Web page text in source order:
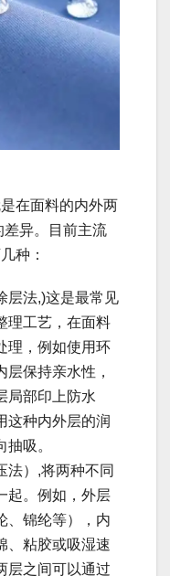
在面料的内外两
差异。目前主流
种：
层法,)这是最常见
理工艺，在面料
理，例如使用环
保持亲水性，
局部印上防水
这种内外层的润
吸。
法）,将两种不同
起。例如，外层
、锦纶等），内
、粘胶或吸湿速
层之间可以通过